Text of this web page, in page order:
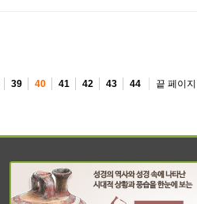
39 40 41 42 43 44 끝 페이지